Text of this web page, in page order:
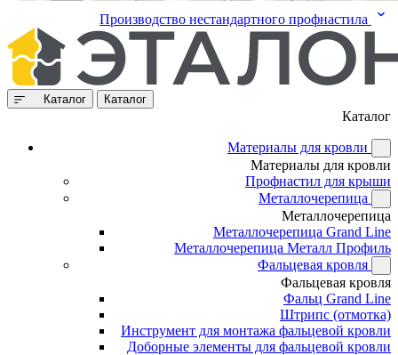
Производство нестандартного профнастила
Каталог Каталог
Каталог
Материалы для кровли
Материалы для кровли
Профнастил для крыши
Металлочерепица
Металлочерепица
Металлочерепица Grand Line
Металлочерепица Металл Профиль
Фальцевая кровля
Фальцевая кровля
Фальц Grand Line
Штрипс (отмотка)
Инструмент для монтажа фальцевой кровли
Доборные элементы для фальцевой кровли